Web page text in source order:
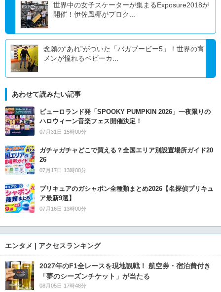
世界中の女子スケーターが集まるExposure2018が
開催！伊佐風椰がプロク...
念願の“あれ”がついた「バガブービー5」！世界の育
メンが憧れるベビーカ...
あわせて読みたい記事
ピューロランド発「SPOOKY PUMPKIN 2026」一夜限りの
ハロウィーン音楽フェス開催決定！
07月31日 15時00分
ガチャガチャどこで買える？全国エリア別設置場所ガイド20
26
07月17日 13時00分
プリキュアのガシャポン全種類まとめ2026【名探偵プリキュ
ア最新9選】
07月16日 13時00分
エンタメ | アクセスランキング
2027年のF1全レースを現地観戦！ 航空券・宿泊費付き
「夢のシーズンチケット」が当たる
08月05日 17時48分